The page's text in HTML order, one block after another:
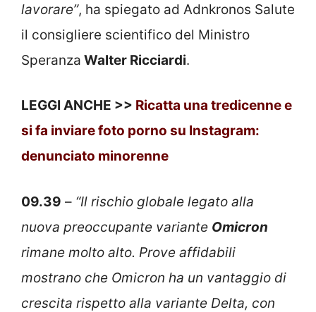
lavorare”, ha spiegato ad Adnkronos Salute
il consigliere scientifico del Ministro
Speranza Walter Ricciardi.
LEGGI ANCHE >> Ricatta una tredicenne e
si fa inviare foto porno su Instagram:
denunciato minorenne
09.39 – “Il rischio globale legato alla
nuova preoccupante variante Omicron
rimane molto alto. Prove affidabili
mostrano che Omicron ha un vantaggio di
crescita rispetto alla variante Delta, con